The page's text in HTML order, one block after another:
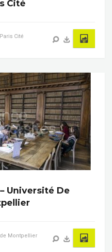
Cité
Cité
Université De
Montpellier